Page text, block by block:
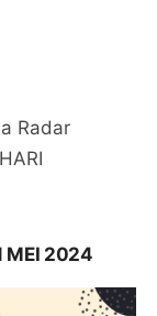
Radar
MEI 2024